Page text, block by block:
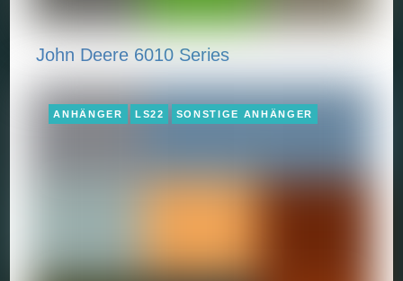
John Deere 6010 Series
ANHÄNGER LS22 SONSTIGE ANHÄNGER